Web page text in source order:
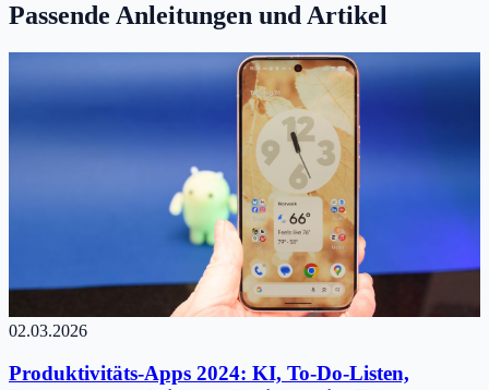
Passende Anleitungen und Artikel
02.03.2026
Produktivitäts-Apps 2024: KI, To-Do-Listen,